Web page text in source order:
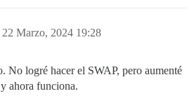
22 Marzo, 2024 19:28
No logré hacer el SWAP, pero aumenté
ahora funciona.